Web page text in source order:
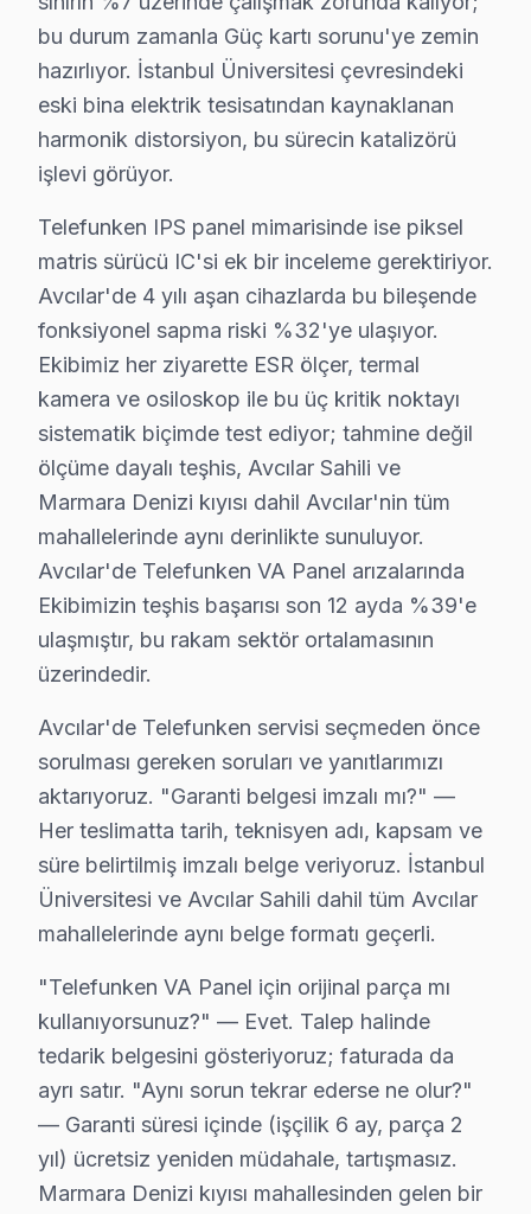
Avcılar'de Telefunken servisimizle tanışmadan önce
"Sonra" tablosu şu: Aynı müşteri bizimle iletişime
Avcılar Sahili mahallesindeki başka bir müşteri Güç
Avcılar coğrafyasını Telefunken servis
Avcılar Sahili ikinci kritik referans: karma
Telefunken Televizyon Kullanım Kılavuzu –
Televizyonunuzun ömrünü kısaltan alışkanlıklardan
Teknisyen önerileri:
• Avcılar'de orijinal güç kablosu ve adaptör kullanın
• Avcılar'de HDMI kablolarını çekip takmadan önce
• Direkt güneş ışığı ve ısı kaynaklarından Avcılar'de
• Avcılar'de UPS veya gerilim regülatörü ile ani
• Ekran parlaklığını Avcılar'de ortam ışığına göre
• Enerji tasarrufu için kullanmadığınızda Avcılar'de
Avcılar'da düzenli bakım ve doğru kullanım ile
Avcılar Telefunken Servis – 30 Dakikada
Telefunken televizyon ünitesi'niz bozulduğunda
Neden bu kadar hızlıyız?
• Avcılar'de sabah arayın, akşama servis tamamlansın
• Avcılar'in tüm mahallelerine hızlı ulaşım
• Avcılar'de mobil servis aracı ile yerinde müdahale
• Avcılar'de acil durumlarda öncelikli randevu
• Avcılar servisimizde 7/24 çağrı merkezi desteği
Avcılar'da Telefunken acil TV servisi için şimdi
Avcılar'da Telefunken TV Yerinde Onarım –
Avcılar'da Telefunken televizyonunuz
Yerinde tamir sürecimiz — Avcılar:
• Avcılar'de aynı gün servis randevusu
• Avcılar'de taşıma masrafı ve riski yok
bu durum zamanla Güç kartı sorunu'ye zemin
hazırlıyor. İstanbul Üniversitesi çevresindeki
eski bina elektrik tesisatından kaynaklanan
harmonik distorsiyon, bu sürecin katalizörü
işlevi görüyor.
Telefunken IPS panel mimarisinde ise piksel
matris sürücü IC'si ek bir inceleme gerektiriyor.
Avcılar'de 4 yılı aşan cihazlarda bu bileşende
fonksiyonel sapma riski %32'ye ulaşıyor.
Ekibimiz her ziyarette ESR ölçer, termal
kamera ve osiloskop ile bu üç kritik noktayı
sistematik biçimde test ediyor; tahmine değil
ölçüme dayalı teşhis, Avcılar Sahili ve
Marmara Denizi kıyısı dahil Avcılar'nin tüm
mahallelerinde aynı derinlikte sunuluyor.
Avcılar'de Telefunken VA Panel arızalarında
Ekibimizin teşhis başarısı son 12 ayda %39'e
ulaşmıştır, bu rakam sektör ortalamasının
üzerindedir.
Avcılar'de Telefunken servisi seçmeden önce
sorulması gereken soruları ve yanıtlarımızı
aktarıyoruz. "Garanti belgesi imzalı mı?" —
Her teslimatta tarih, teknisyen adı, kapsam ve
süre belirtilmiş imzalı belge veriyoruz. İstanbul
Üniversitesi ve Avcılar Sahili dahil tüm Avcılar
mahallelerinde aynı belge formatı geçerli.
"Telefunken VA Panel için orijinal parça mı
kullanıyorsunuz?" — Evet. Talep halinde
tedarik belgesini gösteriyoruz; faturada da
ayrı satır. "Aynı sorun tekrar ederse ne olur?"
— Garanti süresi içinde (işçilik 6 ay, parça 2
yıl) ücretsiz yeniden müdahale, tartışmasız.
Marmara Denizi kıyısı mahallesinden gelen bir